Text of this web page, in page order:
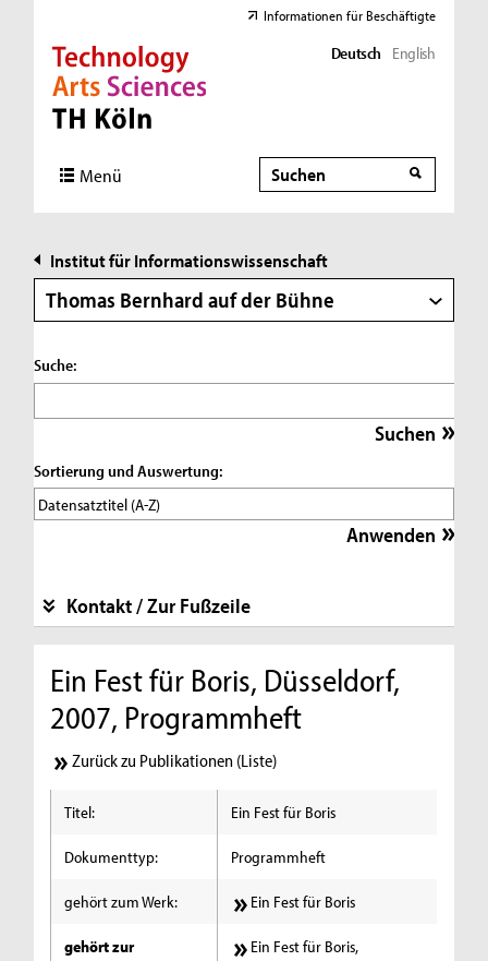
Direkt zur Hauptnavigation
Direkt zur Subnavigation
Direkt zum Inhalt
Direkt zum Fußbereich
Informationen für Beschäftigte
Deutsch English
Menü Suche
Suche
Institut für Informationswissenschaft
Thomas Bernhard auf der Bühne
Suche:
Sortierung und Auswertung:
Kontakt / Zur Fußzeile
Ein Fest für Boris, Düsseldorf,
2007, Programmheft
Zurück zu Publikationen (Liste)
Titel: Ein Fest für Boris
Dokumenttyp: Programmheft
gehört zum Werk: Ein Fest für Boris
gehört zur
Ein Fest für Boris,